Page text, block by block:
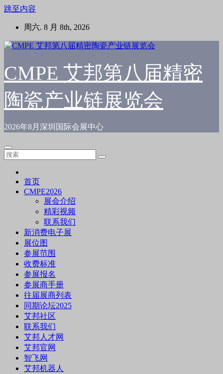
跳至内容
周六. 8 月 8th, 2026
CMPE 艾邦第八届精密
陶瓷产业链展览会
2026年8月深圳国际会展中心
首页
CMPE2026
展会介绍
精彩视频
联系我们
新消费电子展
展位图
参展范围
收费标准
参展报名
参展商手册
往届展商列表
同期论坛2025
艾邦社区
联系我们
艾邦人才网
艾邦官网
智飞网
艾邦机器人